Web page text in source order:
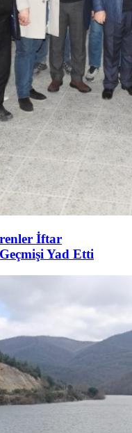
İftar
Yad Etti